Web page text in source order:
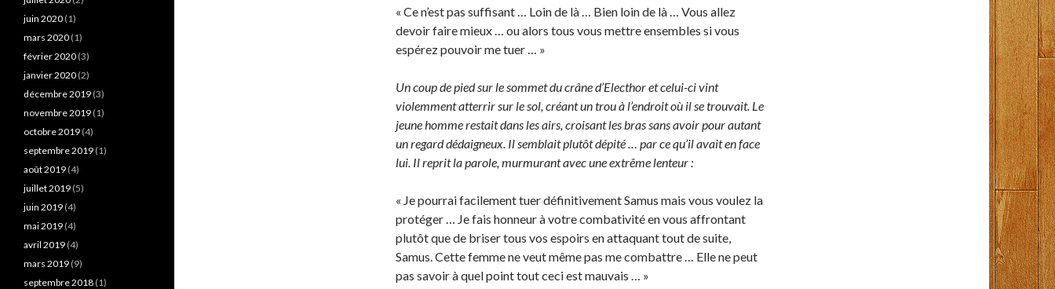
« Ce n’est pas suffisant … Loin de là … Bien loin de là … Vous allez
devoir faire mieux … ou alors tous vous mettre ensembles si vous
espérez pouvoir me tuer … »
Un coup de pied sur le sommet du crâne d’Electhor et celui-ci vint
violemment atterrir sur le sol, créant un trou à l’endroit où il se trouvait. Le
jeune homme restait dans les airs, croisant les bras sans avoir pour autant
un regard dédaigneux. Il semblait plutôt dépité … par ce qu’il avait en face
lui. Il reprit la parole, murmurant avec une extrême lenteur :
« Je pourrai facilement tuer définitivement Samus mais vous voulez la
protéger … Je fais honneur à votre combativité en vous affrontant
plutôt que de briser tous vos espoirs en attaquant tout de suite,
Samus. Cette femme ne veut même pas me combattre … Elle ne peut
pas savoir à quel point tout ceci est mauvais … »
juin 2020 (1)
mars 2020 (1)
février 2020 (3)
janvier 2020 (2)
décembre 2019 (3)
novembre 2019 (1)
octobre 2019 (4)
septembre 2019 (1)
août 2019 (4)
juillet 2019 (5)
juin 2019 (4)
mai 2019 (4)
avril 2019 (4)
mars 2019 (9)
septembre 2018 (1)